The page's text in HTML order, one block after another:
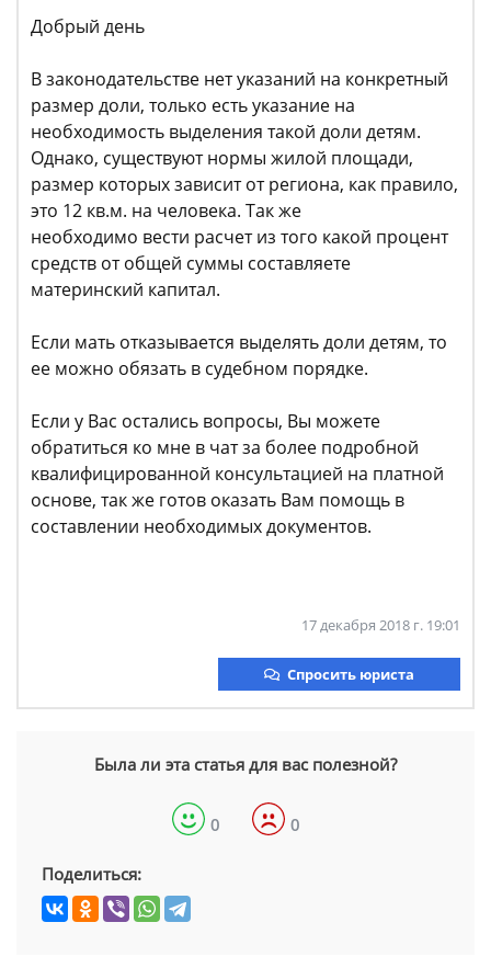
Добрый день
В законодательстве нет указаний на конкретный
размер доли, только есть указание на
необходимость выделения такой доли детям.
Однако, существуют нормы жилой площади,
размер которых зависит от региона, как правило,
это 12 кв.м. на человека. Так же
необходимо вести расчет из того какой процент
средств от общей суммы составляете
материнский капитал.
Если мать отказывается выделять доли детям, то
ее можно обязать в судебном порядке.
Если у Вас остались вопросы, Вы можете
обратиться ко мне в чат за более подробной
квалифицированной консультацией на платной
основе, так же готов оказать Вам помощь в
составлении необходимых документов.
17 декабря 2018 г. 19:01
Спросить юриста
Была ли эта статья для вас полезной?
0 0
Поделиться: